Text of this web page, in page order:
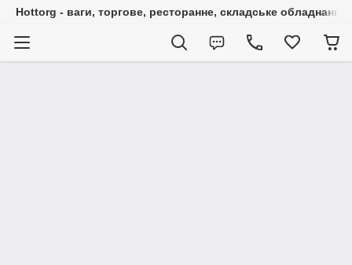
Hottorg - ваги, торгове, ресторанне, складське обладнання